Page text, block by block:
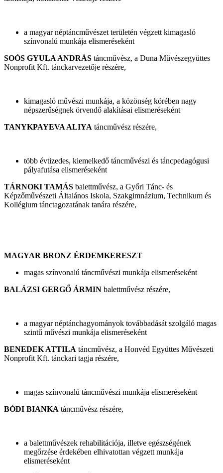
a magyar néptáncművészet területén végzett kimagasló
színvonalú munkája elismeréseként
SOÓS GYULA ANDRÁS táncművész, a Duna Művészegyüttes
Nonprofit Kft. tánckarvezetője részére,
kimagasló művészi munkája, a közönség körében nagy
népszerűségnek örvendő alakításai elismeréseként
TANYKPAYEVA ALIYA táncművész részére,
több évtizedes, kiemelkedő táncművészi és táncpedagógusi
pályafutása elismeréseként
TÁRNOKI TAMÁS balettművész, a Győri Tánc- és
Képzőművészeti Általános Iskola, Szakgimnázium, Technikum és
Kollégium tánctagozatának tanára részére,
MAGYAR BRONZ ÉRDEMKERESZT
magas színvonalú táncművészi munkája elismeréseként
BALÁZSI GERGŐ ÁRMIN balettművész részére,
a magyar néptánchagyományok továbbadását szolgáló magas
szintű művészi munkája elismeréseként
BENEDEK ATTILA táncművész, a Honvéd Együttes Művészeti
Nonprofit Kft. tánckari tagja részére,
magas színvonalú táncművészi munkája elismeréseként
BÓDI BIANKA táncművész részére,
a balettművészek rehabilitációja, illetve egészségének
megőrzése érdekében elhivatottan végzett munkája
elismeréseként